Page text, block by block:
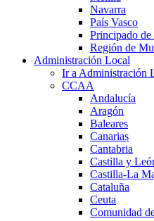
Navarra
País Vasco
Principado de
Región de
Administración Local
Ir a Administración
CCAA
Andalucía
Aragón
Baleares
Canarias
Cantabria
Castilla y
Castilla-La
Cataluña
Ceuta
Comunidad